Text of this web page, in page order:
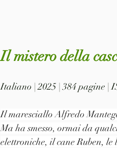
Il mistero della
Italiano | 2025 | 384 pagine |
Il maresciallo Alfredo
Ma ha smesso, ormai da
elettroniche, il cane Ruben,